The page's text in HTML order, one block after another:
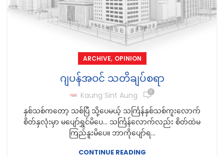
ARCHIVE, OPINION
ဂျပန်အဝင် သတိချပ်စရာ
Kaung Sint Aung 0
နှစ်သစ်ကတော့ သစ်ပြီ သို့ပေမယ့် သင်္ကြန်နှစ်သစ်ကူးလောက်
စိတ်နှလုံးမှာ မပျော်ရွှင်မိပေ… သင်္ကြန်လောက်လည်း စိတ်ထဲမ
ကြည်နူးမိပေ။ ဘာကိုပျော်ရ...
CONTINUE READING